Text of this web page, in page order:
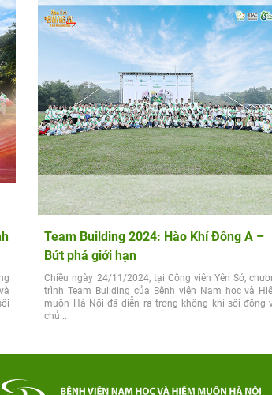
Team Building 2024: Hào Khí Đông A –
Bứt phá giới hạn
Chiều ngày 24/11/2024, tại Công viên Yên Sở,
trình Team Building của Bệnh viện Nam học và
muộn Hà Nội đã diễn ra trong không khí sôi động
chủ...